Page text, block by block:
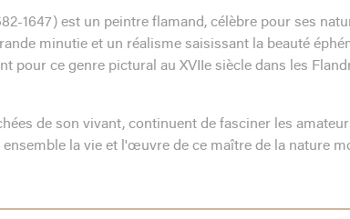
1647) est un peintre flamand, célèbre pour ses
minutie et un réalisme saisissant la beauté
pour ce genre pictural au XVIIe siècle dans les
de son vivant, continuent de fasciner les
la vie et l'œuvre de ce maître de la nature